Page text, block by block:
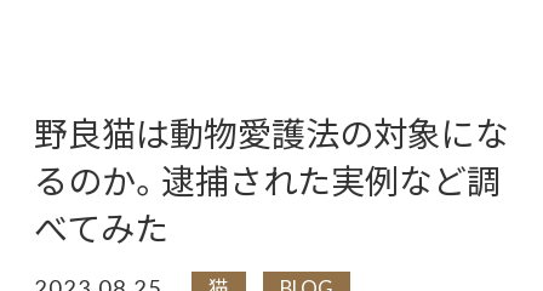
野良猫は動物愛護法の対象にな
るのか。逮捕された実例など調
べてみた